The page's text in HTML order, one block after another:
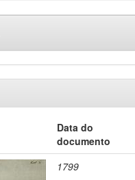
Data do
documento
1799